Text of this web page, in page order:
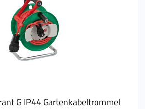
G IP44 Gartenkabeltrommel